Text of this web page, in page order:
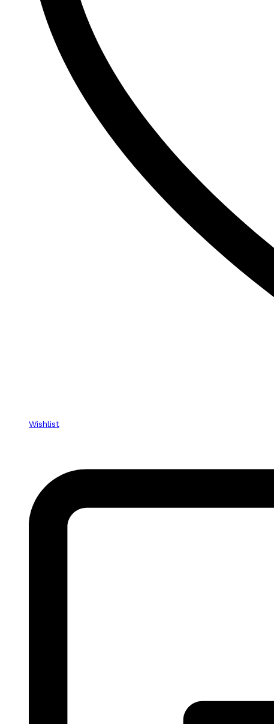
Wishlist